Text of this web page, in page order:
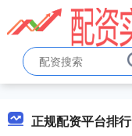
正规配资平台排行